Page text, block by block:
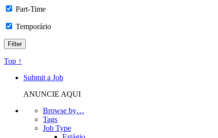
Part-Time
Temporário
Top ↑
Submit a Job
ANUNCIE AQUI
Browse by…
Tags
Job Type